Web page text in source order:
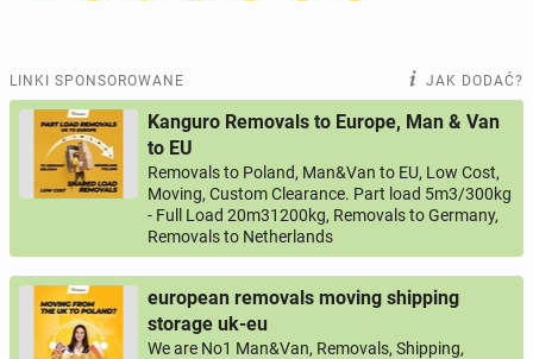
LINKI SPONSOROWANE JAK DODAĆ?
Kanguro Removals to Europe, Man & Van
to EU
Removals to Poland, Man&Van to EU, Low Cost,
Moving, Custom Clearance. Part load 5m3/300kg
- Full Load 20m31200kg, Removals to Germany,
Removals to Netherlands
european removals moving shipping
storage uk-eu
We are No1 Man&Van, Removals, Shipping,